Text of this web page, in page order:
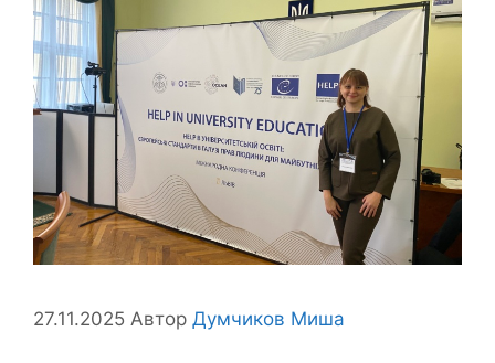
27.11.2025 Автор Думчиков Миша